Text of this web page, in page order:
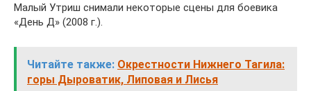
Малый Утриш снимали некоторые сцены для боевика
«День Д» (2008 г.).
Читайте также: Окрестности Нижнего Тагила:
горы Дыроватик, Липовая и Лисья